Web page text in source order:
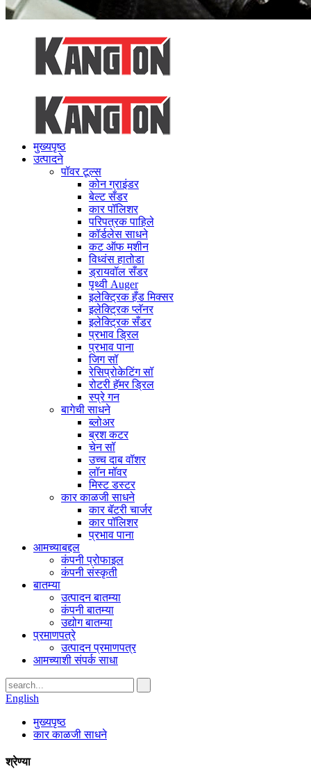
मुख्यपृष्ठ
उत्पादने
पॉवर टूल्स
कोन ग्राइंडर
बेल्ट सँडर
कार पॉलिशर
परिपत्रक पाहिले
कॉर्डलेस साधने
कट ऑफ मशीन
विध्वंस हातोडा
ड्रायवॉल सँडर
पृथ्वी Auger
इलेक्ट्रिक हँड मिक्सर
इलेक्ट्रिक प्लॅनर
इलेक्ट्रिक सँडर
प्रभाव ड्रिल
प्रभाव पाना
जिग सॉ
रेसिप्रोकेटिंग सॉ
रोटरी हॅमर ड्रिल
स्प्रे गन
बागेची साधने
ब्लोअर
ब्रश कटर
चेन सॉ
उच्च दाब वॉशर
लॉन मॉवर
मिस्ट डस्टर
कार काळजी साधने
कार बॅटरी चार्जर
कार पॉलिशर
प्रभाव पाना
आमच्याबद्दल
कंपनी प्रोफाइल
कंपनी संस्कृती
बातम्या
उत्पादन बातम्या
कंपनी बातम्या
उद्योग बातम्या
प्रमाणपत्रे
उत्पादन प्रमाणपत्र
आमच्याशी संपर्क साधा
English
मुख्यपृष्ठ
कार काळजी साधने
श्रेण्या